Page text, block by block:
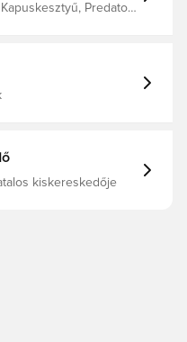
Predator
kiskereskedője